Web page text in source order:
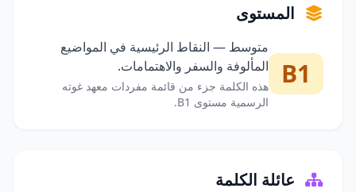
المستوى
B1
متوسط — النقاط الرئيسية في المواضيع
المألوفة والسفر والاهتمامات.
هذه الكلمة جزء من قائمة مفردات معهد غوته
الرسمية مستوى B1.
عائلة الكلمة